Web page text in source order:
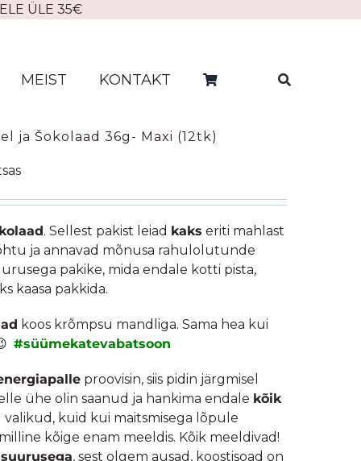
ÜLE 35€
MEIST KONTAKT
ja Šokolaad 36g- Maxi (12tk)
. Sellest pakist leiad kaks eriti mahlast
ja annavad mõnusa rahulolutunde
pakike, mida endale kotti pista,
kaasa pakkida.
koos krõmpsu mandliga. Sama hea kui
#süümekatevabatsoon
proovisin, siis pidin järgmisel
ühe olin saanud ja hankima endale kõik
valikud, kuid kui maitsmisega lõpule
kõige enam meeldis. Kõik meeldivad!
, sest olgem ausad, koostisoad on